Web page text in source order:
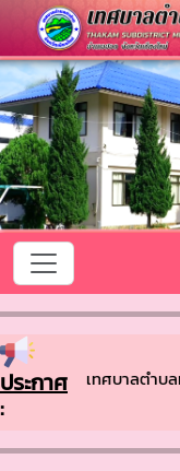
ประกาศ
:
รับเข้าสู่ เทศบาลตำบลท่